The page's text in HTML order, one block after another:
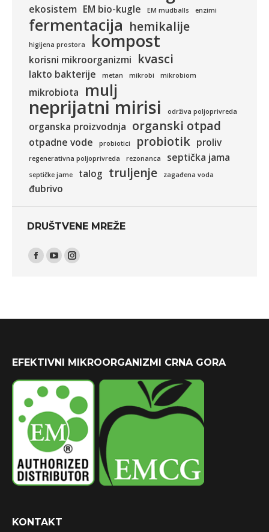
ekosistem EM bio-kugle EM mudballs enzimi
fermentacija hemikalije
higijena prostora kompost
korisni mikroorganizmi kvasci
lakto bakterije metan mikrobi mikrobiom
mikrobiota mulj
neprijatni mirisi održiva poljoprivreda
organska proizvodnja organski otpad
otpadne vode probiotici probiotik proliv
regenerativna poljoprivreda rezonanca septička jama
septičke jame talog truljenje zagađena voda
đubrivo
DRUŠTVENE MREŽE
Find us on:
Facebook
YouTubeInstagram
EFEKTIVNI MIKROORGANIZMI CRNA GORA
KONTAKT